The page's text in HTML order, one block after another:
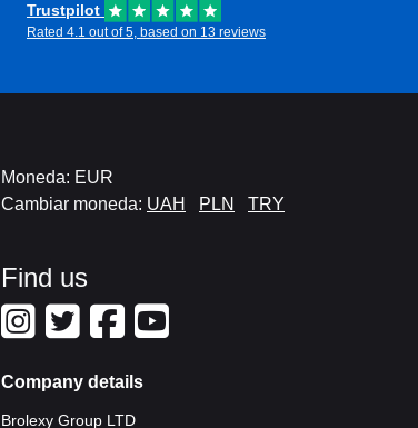
Trustpilot
Rated 4.1 out of 5, based on 13 reviews
Moneda: EUR
Cambiar moneda: UAH PLN TRY
Find us
Company details
Brolexy Group LTD